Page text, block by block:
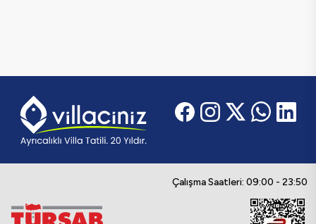
Çalışma Saatleri: 09:00 - 23:50